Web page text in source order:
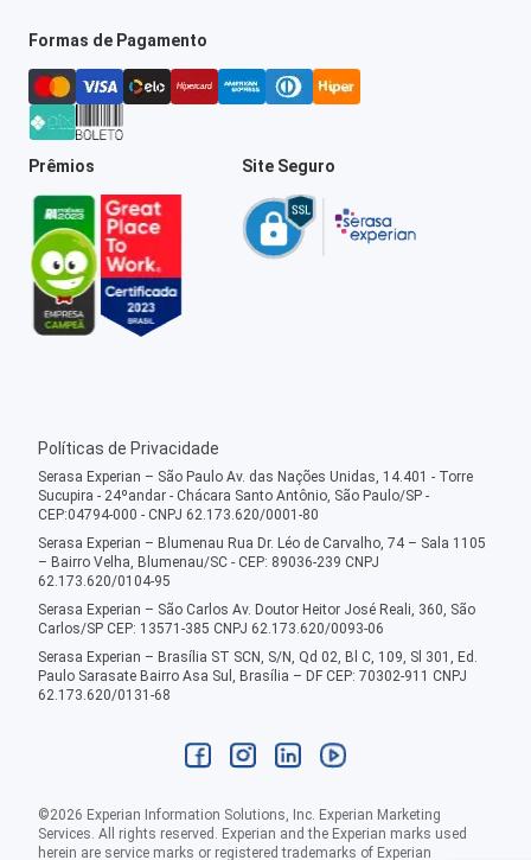
Formas de Pagamento
Prêmios Site Seguro
Políticas de Privacidade
Serasa Experian – São Paulo Av. das Nações Unidas, 14.401 - Torre
Sucupira - 24ºandar - Chácara Santo Antônio, São Paulo/SP -
CEP:04794-000 - CNPJ 62.173.620/0001-80
Serasa Experian – Blumenau Rua Dr. Léo de Carvalho, 74 – Sala 1105
– Bairro Velha, Blumenau/SC - CEP: 89036-239 CNPJ
62.173.620/0104-95
Serasa Experian – São Carlos Av. Doutor Heitor José Reali, 360, São
Carlos/SP CEP: 13571-385 CNPJ 62.173.620/0093-06
Serasa Experian – Brasília ST SCN, S/N, Qd 02, Bl C, 109, Sl 301, Ed.
Paulo Sarasate Bairro Asa Sul, Brasília – DF CEP: 70302-911 CNPJ
62.173.620/0131-68
©2026 Experian Information Solutions, Inc. Experian Marketing
Services. All rights reserved. Experian and the Experian marks used
herein are service marks or registered trademarks of Experian